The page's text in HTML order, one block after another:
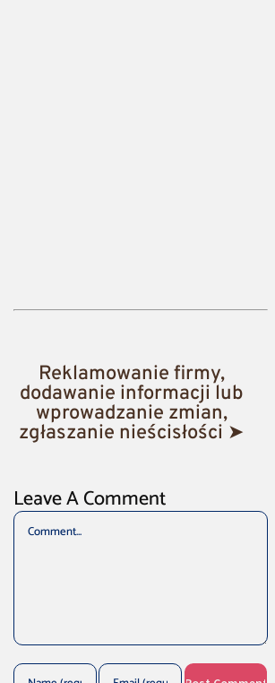
Reklamowanie firmy,
dodawanie informacji lub
wprowadzanie zmian,
zgłaszanie nieścisłości ➤
Leave A Comment
Comment